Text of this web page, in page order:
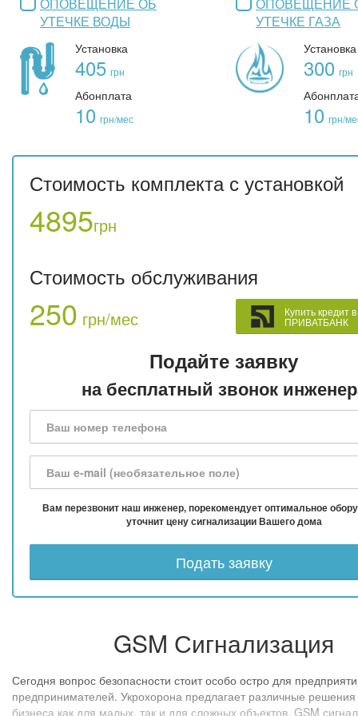
УТЕЧКЕ ВОДЫ
Установка
405 грн
Абонплата
10 грн/мес
УТЕЧКЕ ГАЗА
Установка
300 грн
10 грн/
Стоимость комплекта с установкой
4895грн
Стоимость обслуживания
250 грн/мес Купить кредит в
ПРИВАТБАНК
Подайте заявку
на бесплатный звонок
Вам перезвонит наш инженер, порекомендует оптимальное
уточнит цену сигнализации Вашего дома
Подать заявку
GSM Сигнализация
Сегодня вопрос безопасности стоит особо остро для
предпринимателей. Укрохорона предлагает различные
бизнеса как для малых, так и для сложных объектов. GSM